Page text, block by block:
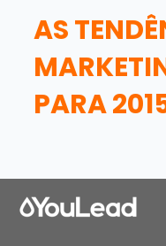
AS
PARA